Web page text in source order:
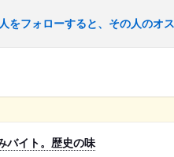
をフォローすると、その人のオ
バイト。歴史の味